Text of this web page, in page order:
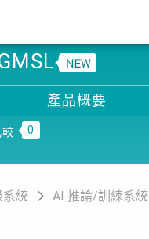
產品概要
產品概要
相關下載
訂購資訊
較 0
系統 AI 推論/訓練系統